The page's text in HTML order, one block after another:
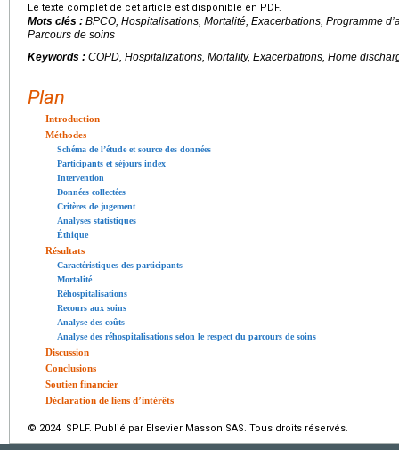
Le texte complet de cet article est disponible en PDF.
Mots clés : BPCO, Hospitalisations, Mortalité, Exacerbations, Programme
Parcours de soins
Keywords : COPD, Hospitalizations, Mortality, Exacerbations, Home
Plan
Introduction
Méthodes
Schéma de l’étude et source des données
Participants et séjours index
Intervention
Données collectées
Critères de jugement
Analyses statistiques
Éthique
Résultats
Caractéristiques des participants
Mortalité
Réhospitalisations
Recours aux soins
Analyse des coûts
Analyse des réhospitalisations selon le respect du parcours de soins
Discussion
Conclusions
Soutien financier
Déclaration de liens d’intérêts
© 2024 SPLF. Publié par Elsevier Masson SAS. Tous droits réservés.